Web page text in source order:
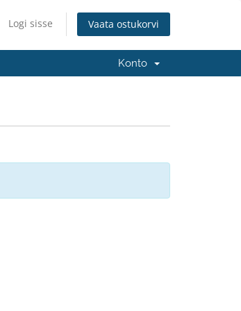
Logi sisse Vaata ostukorvi
Konto